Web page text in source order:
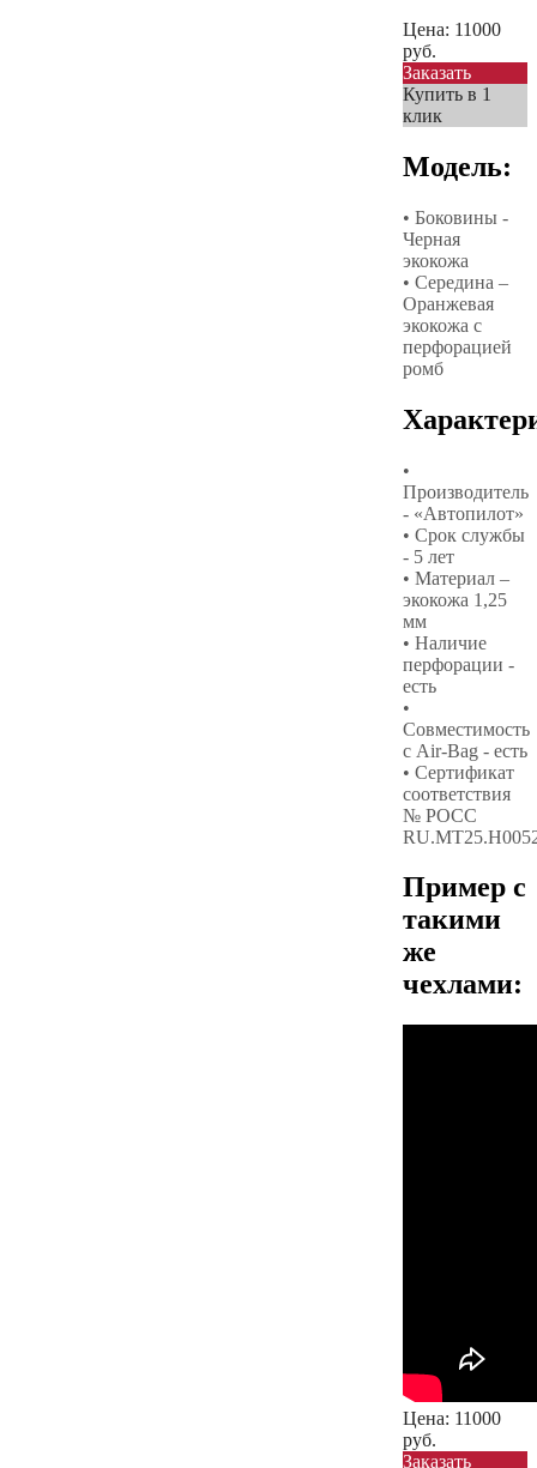
Цена: 11000
руб.
Заказать
Купить в 1
клик
Модель:
• Боковины -
Черная
экокожа
• Середина –
Оранжевая
экокожа с
перфорацией
ромб
•
Производитель
- «Автопилот»
• Срок службы
- 5 лет
• Материал –
экокожа 1,25
мм
• Наличие
перфорации -
есть
•
Совместимость
с Air-Bag - есть
• Сертификат
соответствия
№ РОСС
Пример с
такими
же
чехлами:
Цена: 11000
руб.
Заказать